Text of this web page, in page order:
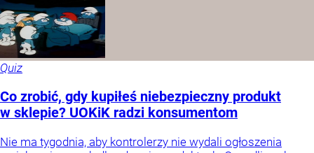
Quiz
Co zrobić, gdy kupiłeś niebezpieczny produkt
w sklepie? UOKiK radzi konsumentom
Nie ma tygodnia, aby kontrolerzy nie wydali ogłoszenia